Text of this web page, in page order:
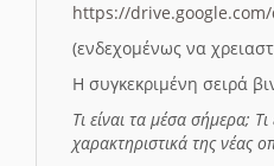
https://drive.google.com/
(ενδεχομένως να
Η συγκεκριμένη σειρά
Τι είναι τα μέσα σήμερα;
χαρακτηριστικά της νέας